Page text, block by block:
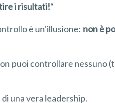
i risultati!“
è un’illusione: non è
puoi controllare nessuno
di una vera leadership.